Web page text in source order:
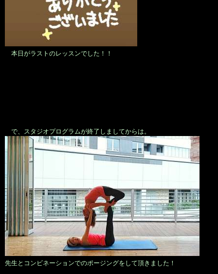
本日がラストのレッスンでした！！
で、スタジオプログラムが終了しましてからは。
先生とコンビネーションでのポージングをして頂きました！